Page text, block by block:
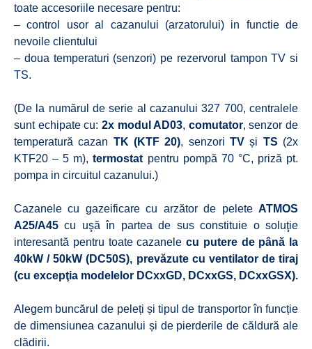
toate accesoriile necesare pentru:
– control usor al cazanului (arzatorului) in functie de
nevoile clientului
– doua temperaturi (senzori) pe rezervorul tampon TV si
TS.
(De la numărul de serie al cazanului 327 700, centralele
sunt echipate cu: 2x modul AD03, comutator, senzor de
temperatură cazan TK (KTF 20), senzoriTV și TS (2x
KTF20 – 5 m),termostat pentru pompă 70 °C, priză pt.
pompa in circuitul cazanului.)
Cazanele cu gazeificare cu arzător de pelete ATMOS
A25/A45 cu uşă în partea de sus constituie o soluţie
interesantă pentru toate cazanele cu putere de până la
40kW / 50kW (DC50S), prevăzute cu ventilator de tiraj
(cu excepţia modelelor DCxxGD, DCxxGS, DCxxGSX).
Alegem buncărul de peleți și tipul de transportor în funcție
de dimensiunea cazanului și de pierderile de căldură ale
clădirii.